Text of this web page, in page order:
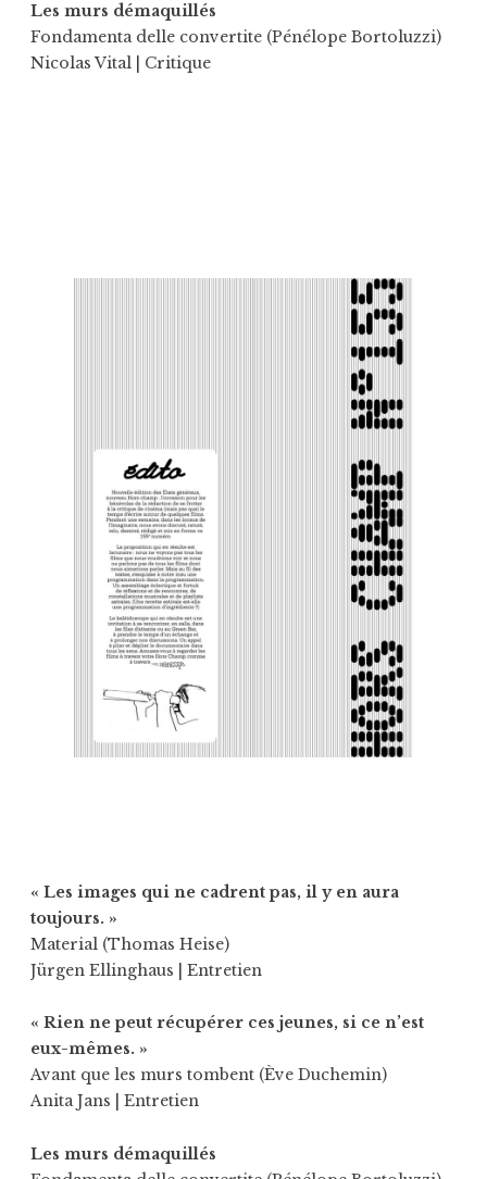
Les murs démaquillés
Fondamenta delle convertite (Pénélope Bortoluzzi)
Nicolas Vital | Critique
« Les images qui ne cadrent pas, il y en aura
toujours. »
Material (Thomas Heise)
Jürgen Ellinghaus | Entretien
« Rien ne peut récupérer ces jeunes, si ce n’est
eux-mêmes. »
Avant que les murs tombent (Ève Duchemin)
Anita Jans | Entretien
Les murs démaquillés